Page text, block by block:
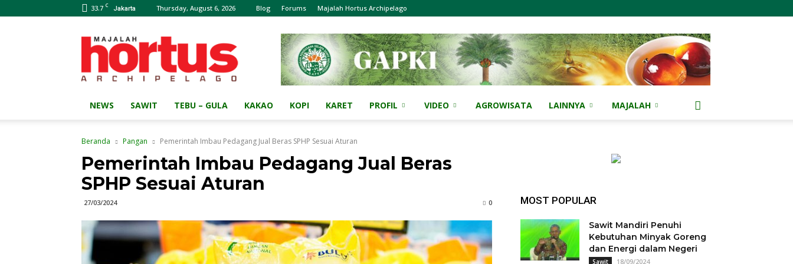
33.7 C Jakarta Thursday, August 6, 2026 Blog Forums Majalah Hortus Archipelago
Majalah
HORTUS
Archipelago
NEWS SAWIT TEBU – GULA KAKAO KOPI KARET PROFIL VIDEO AGROWISATA LAINNYA MAJALAH
Beranda Pangan Pemerintah Imbau Pedagang Jual Beras SPHP Sesuai Aturan
Pemerintah Imbau Pedagang Jual Beras
SPHP Sesuai Aturan
27/03/2024 0 MOST POPULAR
Sawit Mandiri Penuhi
Kebutuhan Minyak Goreng
dan Energi dalam Negeri
Sawit 18/09/2024